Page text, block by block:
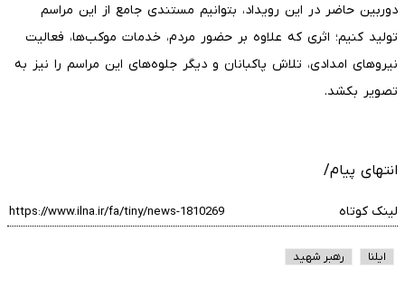
دوربین حاضر در این رویداد، بتوانیم مستندی جامع از این مراسم
تولید کنیم؛ اثری که علاوه بر حضور مردم، خدمات موکب‌ها، فعالیت
نیروهای امدادی، تلاش پاکبانان و دیگر جلوه‌های این مراسم را نیز به
تصویر بکشد.
انتهای پیام/
لینک کوتاه
ایلنا رهبر شهید